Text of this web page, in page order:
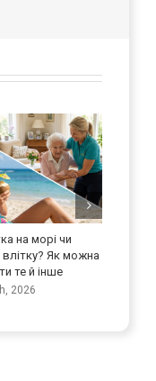
на морі чи
Як можна
те й інше
2026